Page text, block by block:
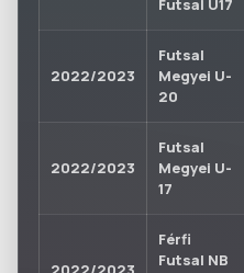
Futsal U17
2022/2023
Futsal
Megyei U-
20
2022/2023
Futsal
Megyei U-
17
Férfi
Futsal NB